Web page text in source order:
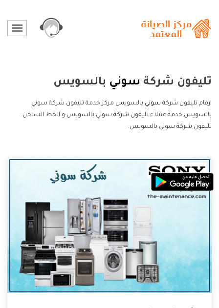
تليفون شركة سوني بالسويس
ارقام تليفون شركة سوني بالسويس مركز خدمة تليفون شركة سوني
بالسويس خدمة عملاء تليفون شركة سوني بالسويس و الخط الساخن
تليفون شركة سوني بالسويس.